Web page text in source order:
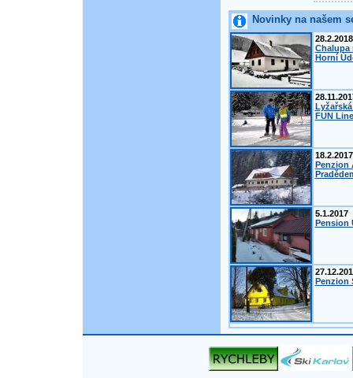
Novinky na našem
28.2.2018
Chalupa
Horní
FUN
18.2.2017
Penzion
5.1.2017
Pension
Penzion